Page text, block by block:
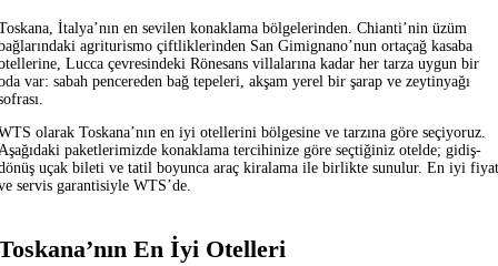
İtalya’nın en sevilen konaklama bölgelerinden. Chianti’nin üzüm
agriturismo çiftliklerinden San Gimignano’nun ortaçağ kasaba
Lucca çevresindeki Rönesans villalarına kadar her tarza uygun bir
var: sabah pencereden bağ tepeleri, akşam yerel bir şarap ve zeytinyağı
olarak Toskana’nın en iyi otellerini bölgesine ve tarzına göre seçiyoruz.
paketlerimizde konaklama tercihinize göre seçtiğiniz otelde; gidiş-
uçak bileti ve tatil boyunca araç kiralama ile birlikte sunulur. En iyi fiyat
servis garantisiyle WTS’de.
En İyi Otelleri